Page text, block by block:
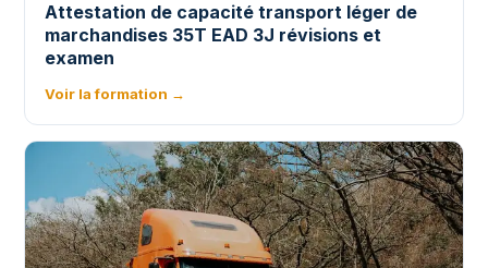
Attestation de capacité transport léger de
marchandises 35T EAD 3J révisions et
examen
Voir la formation →